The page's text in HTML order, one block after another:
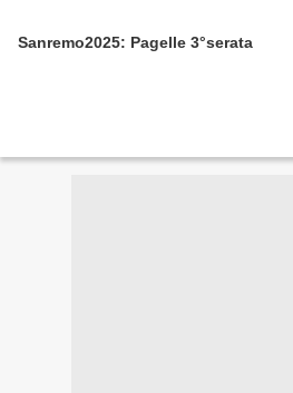
Sanremo2025: Pagelle 3°serata